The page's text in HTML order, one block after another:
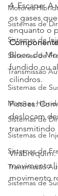
Motores
Sistemas de
Sistemas de
Sistemas de
Transmissão
Sistemas de
Motores
Sistemas de
Sistemas de
Sistemas de
Transmissão
Sistemas de
4. Escape: A
os gases
enquanto o
Bloco do
fundido ou
cilindros.
Pistões:
deslocam
transmitindo
movimento
movimento